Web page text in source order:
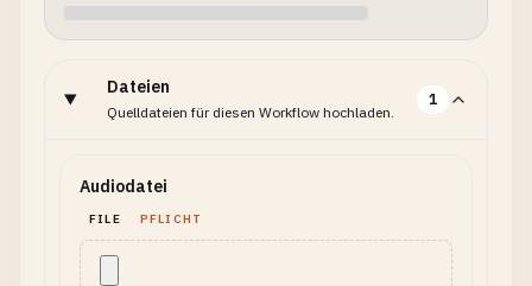
Dateien
Quelldateien für diesen Workflow hochladen.
1
Audiodatei
FILE PFLICHT